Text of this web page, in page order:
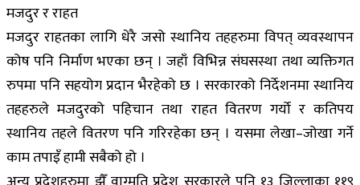
मजदुर र राहत
मजदुर राहतका लागि धेरै जसो स्थानिय तहहरुमा विपत् व्यवस्थापन
कोष पनि निर्माण भएका छन् । जहाँ विभिन्न संघसस्था तथा व्यक्तिगत
रुपमा पनि सहयोग प्रदान भैरहेको छ । सरकारको निर्देशनमा स्थानिय
तहहरुले मजदुरको पहिचान तथा राहत वितरण गर्यो र कतिपय
स्थानिय तहले वितरण पनि गरिरहेका छन् । यसमा लेखा–जोखा गर्ने
काम तपाइँ हामी सबैको हो ।